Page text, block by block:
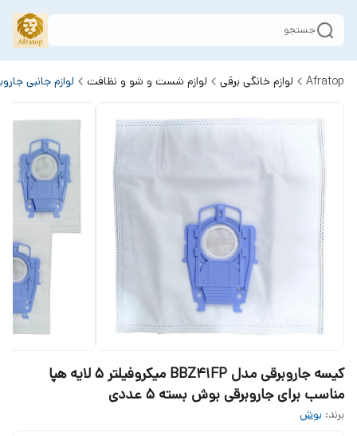
جستجو
Afratop لوازم خانگی برقی لوازم شست و شو و نظافت لوازم جانبی
کیسه جاروبرقی مدل BBZ41FP میکروفیلتر 5 لایه هپا
مناسب برای جاروبرقی بوش بسته 5 عددی
برند: بوش